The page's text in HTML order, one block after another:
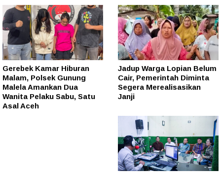
Gerebek Kamar Hiburan
Malam, Polsek Gunung
Malela Amankan Dua
Wanita Pelaku Sabu, Satu
Asal Aceh
Jadup Warga Lopian Belum
Cair, Pemerintah Diminta
Segera Merealisasikan
Janji